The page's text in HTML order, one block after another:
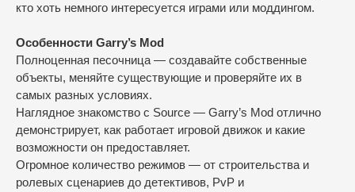
кто хоть немного интересуется играми или моддингом.
Особенности Garry’s Mod
Полноценная песочница — создавайте собственные
объекты, меняйте существующие и проверяйте их в
самых разных условиях.
Наглядное знакомство с Source — Garry’s Mod отлично
демонстрирует, как работает игровой движок и какие
возможности он предоставляет.
Огромное количество режимов — от строительства и
ролевых сценариев до детективов, PvP и